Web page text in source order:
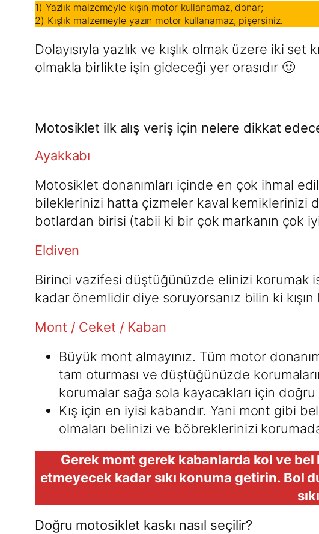
1) Yazlık malzemeyle kışın motor kullanamaz, donar;
2) Kışlık malzemeyle yazın motor kullanamaz, pişersiniz.
Dolayısıyla yazlık ve kışlık olmak üzere iki
olmakla birlikte işin gideceği yer orasıdır 🙂
Motosiklet ilk alış veriş için nelere dikkat
Ayakkabı
Motosiklet donanımları içinde en çok ihmal
bileklerinizi hatta çizmeler kaval kemiklerinizi
botlardan birisi (tabii ki bir çok markanın çok iyi
Eldiven
Birinci vazifesi düştüğünüzde elinizi korumak
kadar önemlidir diye soruyorsanız bilin ki
Mont / Ceket / Kaban
Büyük mont almayınız. Tüm motor
tam oturması ve düştüğünüzde
korumalar sağa sola kayacakları için
Kış için en iyisi kabandır. Yani mont gibi
olmaları belinizi ve böbreklerinizi
Gerek mont gerek kabanlarda kol ve
etmeyecek kadar sıkı konuma getirin. Bol
Doğru motosiklet kaskı nasıl seçilir?